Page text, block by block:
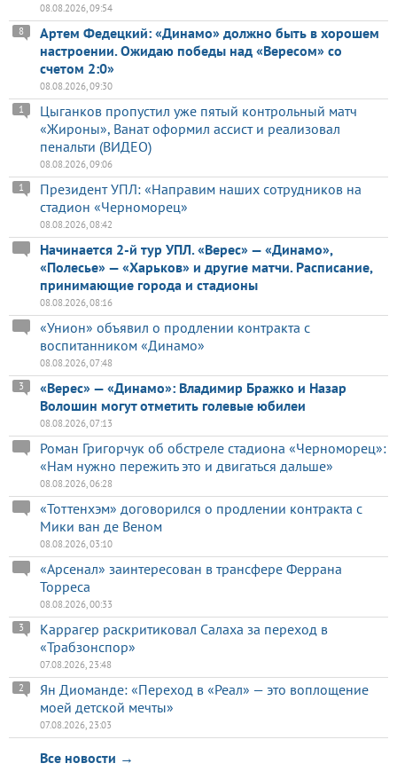
08.08.2026, 09:54
Артем Федецкий: «Динамо» должно быть в хорошем
настроении. Ожидаю победы над «Вересом» со
счетом 2:0»
8
08.08.2026, 09:30
Цыганков пропустил уже пятый контрольный матч
«Жироны», Ванат оформил ассист и реализовал
пенальти (ВИДЕО)
1
08.08.2026, 09:06
Президент УПЛ: «Направим наших сотрудников на
стадион «Черноморец»
1
08.08.2026, 08:42
Начинается 2-й тур УПЛ. «Верес» — «Динамо»,
«Полесье» — «Харьков» и другие матчи. Расписание,
принимающие города и стадионы
08.08.2026, 08:16
«Унион» объявил о продлении контракта с
воспитанником «Динамо»
08.08.2026, 07:48
«Верес» — «Динамо»: Владимир Бражко и Назар
Волошин могут отметить голевые юбилеи
3
08.08.2026, 07:13
Роман Григорчук об обстреле стадиона «Черноморец»:
«Нам нужно пережить это и двигаться дальше»
08.08.2026, 06:28
«Тоттенхэм» договорился о продлении контракта с
Мики ван де Веном
08.08.2026, 03:10
«Арсенал» заинтересован в трансфере Феррана
Торреса
08.08.2026, 00:33
Каррагер раскритиковал Салаха за переход в
«Трабзонспор»
3
07.08.2026, 23:48
Ян Диоманде: «Переход в «Реал» — это воплощение
моей детской мечты»
2
07.08.2026, 23:03
Все новости →